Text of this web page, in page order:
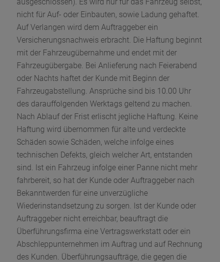
nicht für Auf- oder Einbauten, sowie Ladung gehaftet.
Auf Verlangen wird dem Auftraggeber ein
Versicherungsnachweis erbracht. Die Haftung beginnt
mit der Fahrzeugübernahme und endet mit der
Fahrzeugübergabe. Bei Anlieferung nach Feierabend
oder Nachts haftet der Kunde mit Beginn der
Fahrzeugabstellung. Ansprüche sind bis 10.00 Uhr
des darauffolgenden Werktags geltend zu machen.
Nach Ablauf der Frist erlischt jegliche Haftung. Keine
Haftung wird übernommen für alte und verdeckte
Schäden sowie Schäden, welche infolge eines
technischen Defekts, gleich welcher Art, entstanden
sind. Ist ein Fahrzeug infolge einer Panne nicht mehr
fahrbereit, so hat der Kunde oder Auftraggeber nach
Bekanntwerden für eine unverzügliche
Wiederinstandsetzung zu sorgen. Ist der Kunde oder
Auftraggeber nicht erreichbar, beauftragt die
Überführungsfirma eine Vertragswerkstatt oder ein
Abschleppunternehmen im Auftrag und auf Rechnung
des Kunden. Überführungsaufträge, die gegen die